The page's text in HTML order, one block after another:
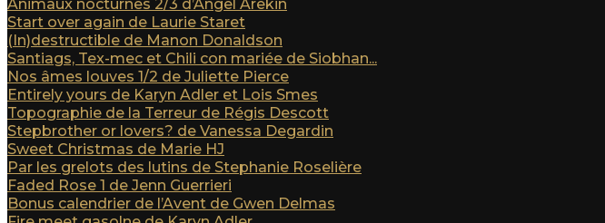
Animaux nocturnes 2/3 d’Angel Arekin
Start over again de Laurie Staret
(In)destructible de Manon Donaldson
Santiags, Tex-mec et Chili con mariée de Siobhan...
Nos âmes louves 1/2 de Juliette Pierce
Entirely yours de Karyn Adler et Lois Smes
Topographie de la Terreur de Régis Descott
Stepbrother or lovers? de Vanessa Degardin
Sweet Christmas de Marie HJ
Par les grelots des lutins de Stephanie Roselière
Faded Rose 1 de Jenn Guerrieri
Bonus calendrier de l’Avent de Gwen Delmas